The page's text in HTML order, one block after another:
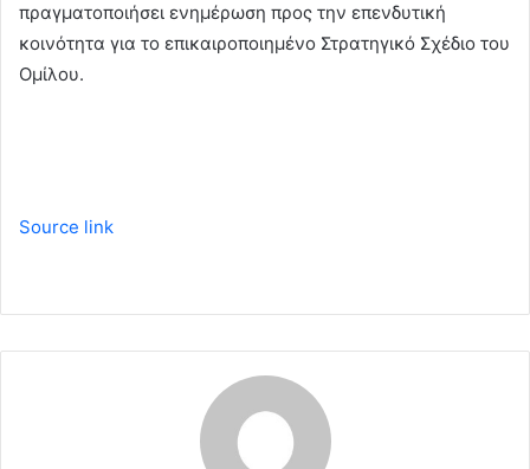
πραγματοποιήσει ενημέρωση προς την επενδυτική
κοινότητα για το επικαιροποιημένο Στρατηγικό Σχέδιο του
Ομίλου.
Source link